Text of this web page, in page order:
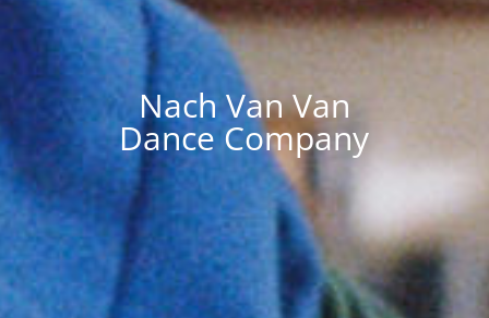
Nach Van Van
Dance Company